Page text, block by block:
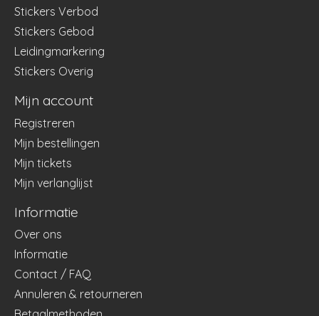
Stickers Verbod
Stickers Gebod
Leidingmarkering
Stickers Overig
Mijn account
Registreren
Mijn bestellingen
Mijn tickets
Mijn verlanglijst
Informatie
Over ons
Informatie
Contact / FAQ
Annuleren & retourneren